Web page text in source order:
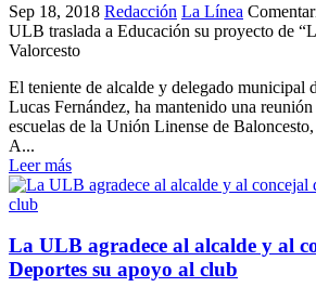
Sep 18, 2018 Redacción La Línea
ULB traslada a Educación su proyecto de
Valorcesto
El teniente de alcalde y delegado municipal
Lucas Fernández, ha mantenido una
escuelas de la Unión Linense de
A...
Leer más
La ULB agradece al alcalde y al
Deportes su apoyo al club